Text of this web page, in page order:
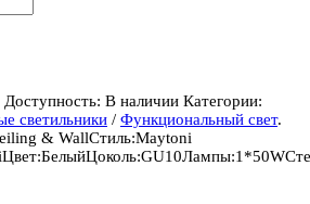
Доступность: В наличии Категории:
светильники / Функциональный свет.
& WallСтиль:Maytoni
Цвет:БелыйЦоколь:GU10Лампы:1*50W